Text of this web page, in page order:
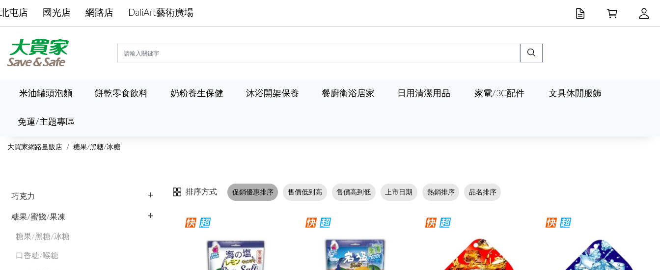
北屯店 國光店 網路店 DaliArt藝術廣場
米油罐頭泡麵 餅乾零食飲料 奶粉養生保健 沐浴開架保養 餐廚衛浴居家 日用清潔用品 家電/3C配件 文具休閒服飾
免運/主題專區
大買家網路量販店 糖果/黑糖/冰糖
巧克力
糖果/蜜餞/果凍
糖果/黑糖/冰糖
口香糖/喉糖
排序方式 促銷優惠排序 售價低到高 售價高到低 上市日期 熱銷排序 品名排序